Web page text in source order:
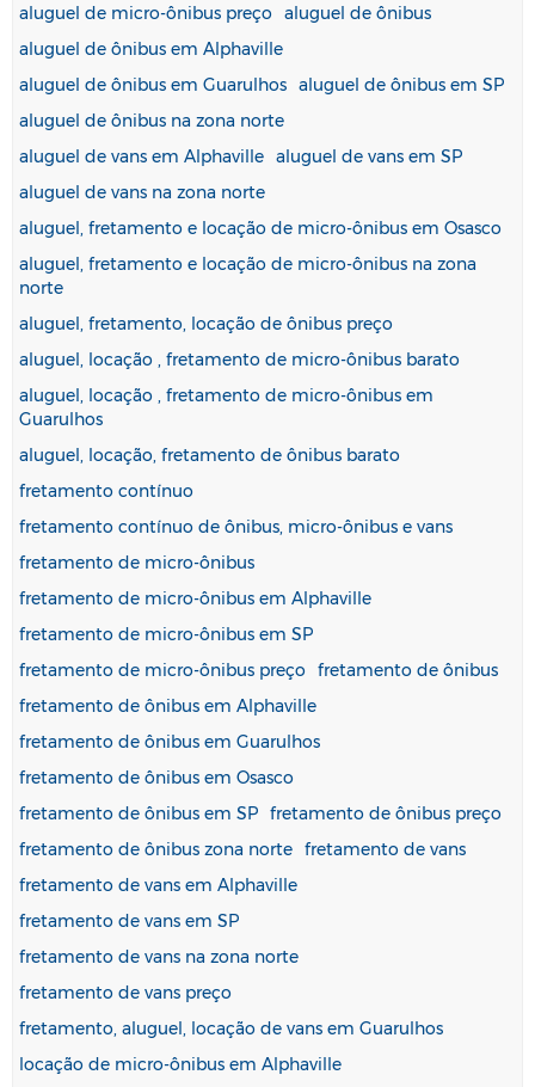
aluguel de micro-ônibus preço
aluguel de ônibus
aluguel de ônibus em Alphaville
aluguel de ônibus em Guarulhos aluguel de ônibus em SP
aluguel de ônibus na zona norte
aluguel de vans em Alphaville aluguel de vans em SP
aluguel de vans na zona norte
aluguel, fretamento e locação de micro-ônibus em Osasco
aluguel, fretamento e locação de micro-ônibus na zona
norte
aluguel, fretamento, locação de ônibus preço
aluguel, locação , fretamento de micro-ônibus barato
aluguel, locação , fretamento de micro-ônibus em
Guarulhos
aluguel, locação, fretamento de ônibus barato
fretamento contínuo
fretamento contínuo de ônibus, micro-ônibus e vans
fretamento de micro-ônibus
fretamento de micro-ônibus em Alphaville
fretamento de micro-ônibus em SP
fretamento de micro-ônibus preço
fretamento de ônibus
fretamento de ônibus em Alphaville
fretamento de ônibus em Guarulhos
fretamento de ônibus em Osasco
fretamento de ônibus em SP fretamento de ônibus preço
fretamento de ônibus zona norte fretamento de vans
fretamento de vans em Alphaville
fretamento de vans em SP
fretamento de vans na zona norte
fretamento de vans preço
fretamento, aluguel, locação de vans em Guarulhos
locação de micro-ônibus em Alphaville